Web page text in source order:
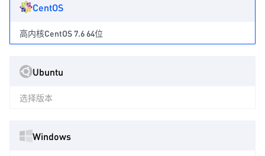
CentOS
高内核CentOS 7.6 64位
Ubuntu
选择版本
Windows